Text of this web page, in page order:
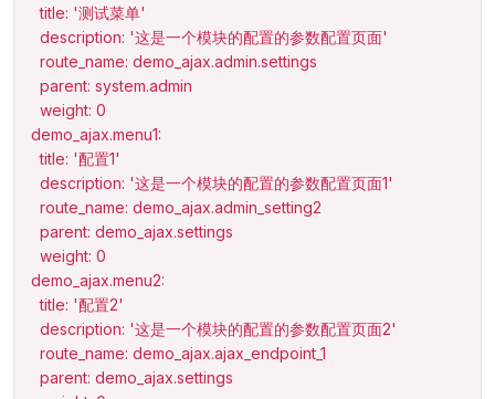
  title: '测试菜单'
  description: '这是一个模块的配置的参数配置页面'
  route_name: demo_ajax.admin.settings
  parent: system.admin
  weight: 0
demo_ajax.menu1:
  title: '配置1'
  description: '这是一个模块的配置的参数配置页面1'
  route_name: demo_ajax.admin_setting2
  parent: demo_ajax.settings
  weight: 0
demo_ajax.menu2:
  title: '配置2'
  description: '这是一个模块的配置的参数配置页面2'
  route_name: demo_ajax.ajax_endpoint_1
  parent: demo_ajax.settings